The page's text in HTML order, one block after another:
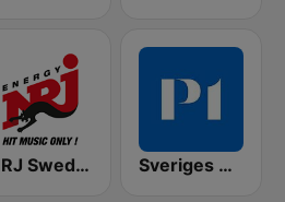
NRJ Sweden Sveriges Radio P1